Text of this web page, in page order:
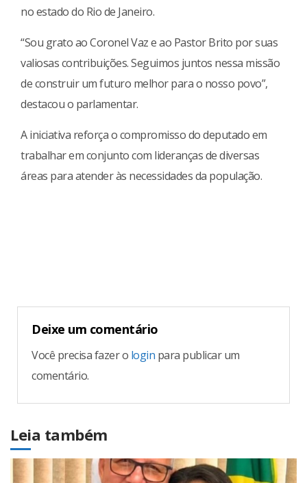
no estado do Rio de Janeiro.
“Sou grato ao Coronel Vaz e ao Pastor Brito por suas
valiosas contribuições. Seguimos juntos nessa missão
de construir um futuro melhor para o nosso povo”,
destacou o parlamentar.
A iniciativa reforça o compromisso do deputado em
trabalhar em conjunto com lideranças de diversas
áreas para atender às necessidades da população.
Deixe um comentário
Você precisa fazer o login para publicar um
comentário.
Leia também